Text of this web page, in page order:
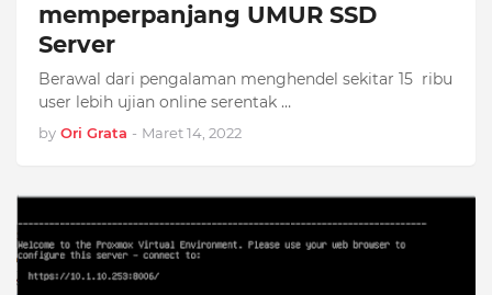
memperpanjang UMUR SSD
Server
Berawal dari pengalaman menghendel sekitar 15 ribu
user lebih ujian online serentak …
by Ori Grata - Maret 14, 2022